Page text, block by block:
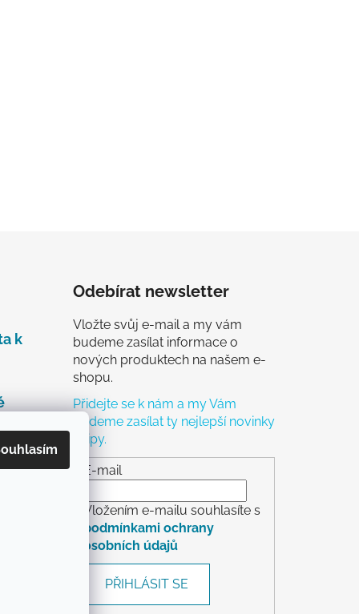
k
Odebírat newsletter
Vložte svůj e-mail a my vám
budeme zasílat informace o
nových produktech na našem e-
shopu.
Přidejte se k nám a my Vám
budeme zasílat ty nejlepší novinky
a tipy.
E-mail
Vložením e-mailu souhlasíte s
podmínkami ochrany
osobních údajů
PŘIHLÁSIT SE